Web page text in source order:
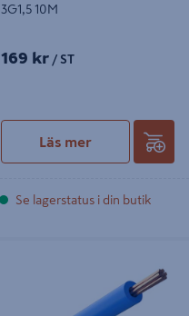
3G1,5 10M
169 kr / ST
Läs mer
Se lagerstatus i din butik